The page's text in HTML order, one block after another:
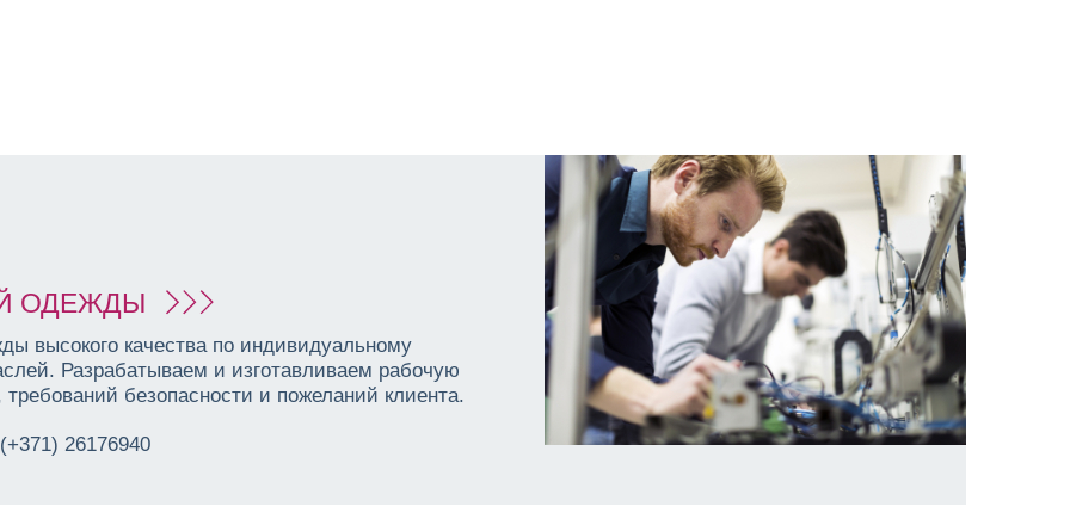
ОДЕЖДЫ
высокого качества по индивидуальному
Разрабатываем и изготавливаем рабочую
безопасности и пожеланий клиента.
26176940